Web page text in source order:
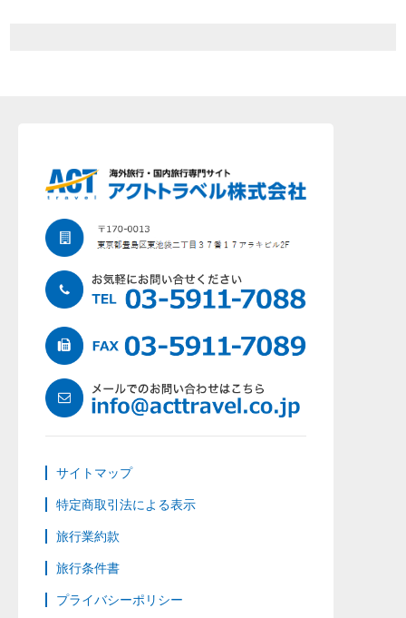
サイトマップ
特定商取引法による表示
旅行業約款
旅行条件書
プライバシーポリシー